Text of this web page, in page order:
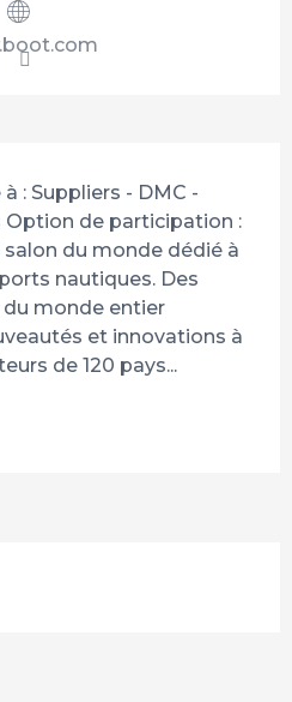
: Suppliers - DMC -
Option de participation :
du monde dédié à
nautiques. Des
monde entier
et innovations à
de 120 pays...